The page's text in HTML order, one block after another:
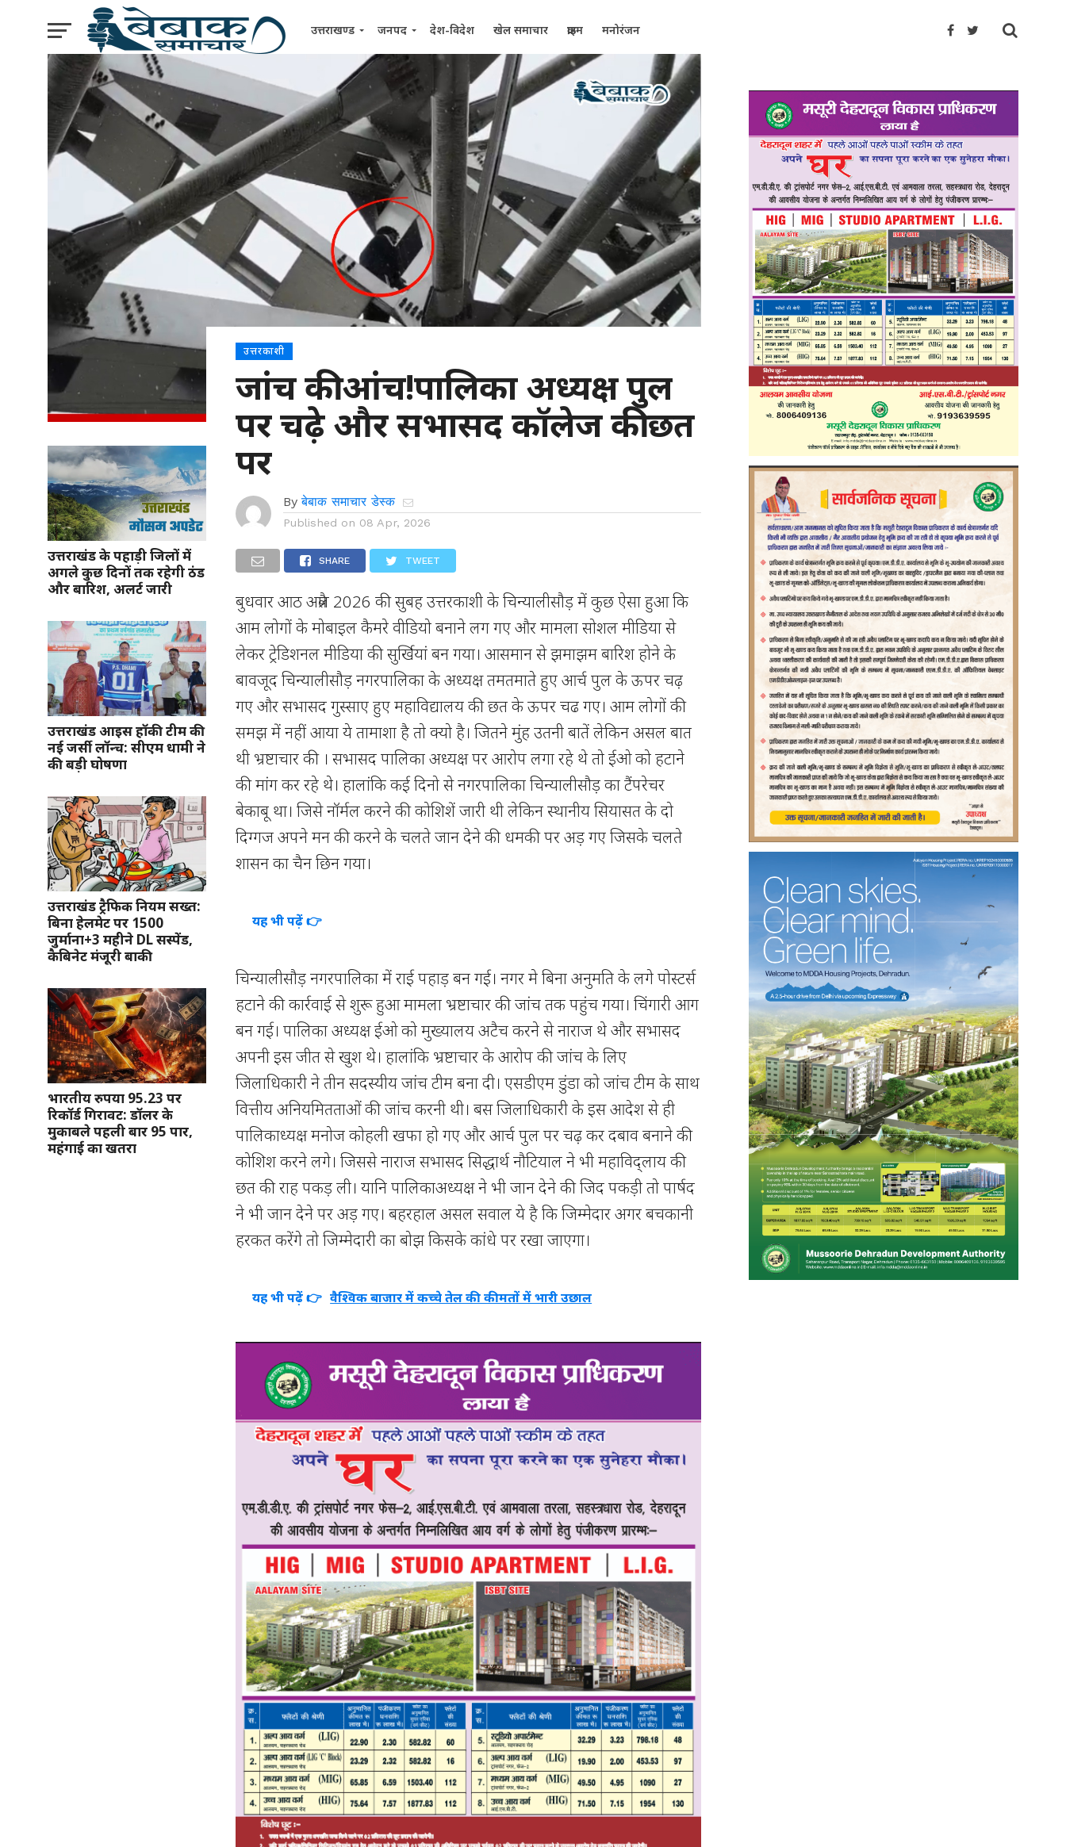
उत्तराखण्ड जनपद देश-विदेश खेल समाचार क्राइम मनोरंजन
उत्तराखंड के पहाड़ी जिलों में
अगले कुछ दिनों तक रहेगी ठंड
और बारिश, अलर्ट जारी
उत्तराखंड आइस हॉकी टीम की
नई जर्सी लॉन्च: सीएम धामी ने
की बड़ी घोषणा
उत्तराखंड ट्रैफिक नियम सख्त:
बिना हेलमेट पर 1500
जुर्माना+3 महीने DL सस्पेंड,
कैबिनेट मंजूरी बाकी
भारतीय रुपया 95.23 पर
रिकॉर्ड गिरावट: डॉलर के
मुकाबले पहली बार 95 पार,
महंगाई का खतरा
उत्तरकाशी
जांच की आंच!पालिका अध्यक्ष पुल
पर चढ़े और सभासद कॉलेज की छत
पर
By बेबाक समाचार डेस्क
Published on 08 Apr, 2026
SHARE TWEET
बुधवार आठ अप्रैल 2026 की सुबह उत्तरकाशी के चिन्यालीसौड़ में कुछ ऐसा हुआ कि
आम लोगों के मोबाइल कैमरे वीडियो बनाने लग गए और मामला सोशल मीडिया से
लेकर ट्रेडिशनल मीडिया की सुर्खियां बन गया। आसमान से झमाझम बारिश होने के
बावजूद चिन्यालीसौड़ नगरपालिका के अध्यक्ष तमतमाते हुए आर्च पुल के ऊपर चढ़
गए और सभासद गुस्साए हुए महाविद्यालय की छत के ऊपर चढ गए। आम लोगों की
समझ में नहीं आया ये तामाशा है तो क्यो है। जितने मुंह उतनी बातें लेकिन असल बात
थी भ्रष्टाचार की । सभासद पालिका अध्यक्ष पर आरोप लगा रहे थे तो ईओ को हटाने
की मांग कर रहे थे। हालांकि कई दिनो से नगरपालिका चिन्यालीसौड़ का टैंपरेचर
बेकाबू था। जिसे नॉर्मल करने की कोशिशें जारी थी लेकिन स्थानीय सियासत के दो
दिग्गज अपने मन की करने के चलते जान देने की धमकी पर अड़ गए जिसके चलते
शासन का चैन छिन गया।
यह भी पढ़ें 👉
चिन्यालीसौड़ नगरपालिका में राई पहाड़ बन गई। नगर मे बिना अनुमति के लगे पोस्टर्स
हटाने की कार्रवाई से शुरू हुआ मामला भ्रष्टाचार की जांच तक पहुंच गया। चिंगारी आग
बन गई। पालिका अध्यक्ष ईओ को मुख्यालय अटैच करने से नाराज थे और सभासद
अपनी इस जीत से खुश थे। हालांकि भ्रष्टाचार के आरोप की जांच के लिए
जिलाधिकारी ने तीन सदस्यीय जांच टीम बना दी। एसडीएम डुंडा को जांच टीम के साथ
वित्तीय अनियमितताओं की जांच करनी थी। बस जिलाधिकारी के इस आदेश से ही
पालिकाध्यक्ष मनोज कोहली खफा हो गए और आर्च पुल पर चढ़ कर दबाव बनाने की
कोशिश करने लगे। जिससे नाराज सभासद सिद्धार्थ नौटियाल ने भी महाविद्लाय की
छत की राह पकड़ ली। यानि पालिकाअध्यक्ष ने भी जान देने की जिद पकड़ी तो पार्षद
ने भी जान देने पर अड़ गए। बहरहाल असल सवाल ये है कि जिम्मेदार अगर बचकानी
हरकत करेंगे तो जिम्मेदारी का बोझ किसके कांधे पर रखा जाएगा।
यह भी पढ़ें 👉 वैश्विक बाजार में कच्चे तेल की कीमतों में भारी उछाल